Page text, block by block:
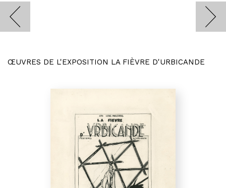
ŒUVRES DE L'EXPOSITION LA FIÈVRE D'URBICANDE